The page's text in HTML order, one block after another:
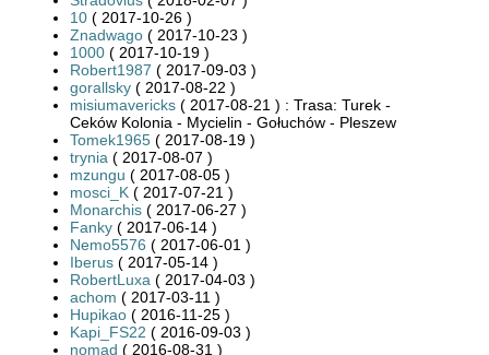
10 ( 2017-10-26 )
Znadwago ( 2017-10-23 )
1000 ( 2017-10-19 )
Robert1987 ( 2017-09-03 )
gorallsky ( 2017-08-22 )
misiumavericks ( 2017-08-21 ) : Trasa: Turek -
Ceków Kolonia - Mycielin - Gołuchów - Pleszew
Tomek1965 ( 2017-08-19 )
trynia ( 2017-08-07 )
mzungu ( 2017-08-05 )
mosci_K ( 2017-07-21 )
Monarchis ( 2017-06-27 )
Fanky ( 2017-06-14 )
Nemo5576 ( 2017-06-01 )
Iberus ( 2017-05-14 )
RobertLuxa ( 2017-04-03 )
achom ( 2017-03-11 )
Hupikao ( 2016-11-25 )
Kapi_FS22 ( 2016-09-03 )
nomad ( 2016-08-31 )